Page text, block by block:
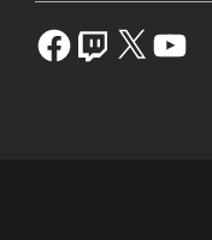
FacebookTwitch X YouTube